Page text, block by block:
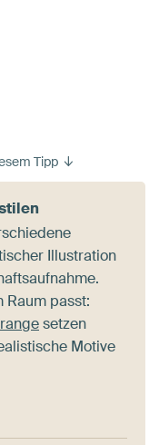
Tipp
Illustration
Raum passt:
setzen
Motive